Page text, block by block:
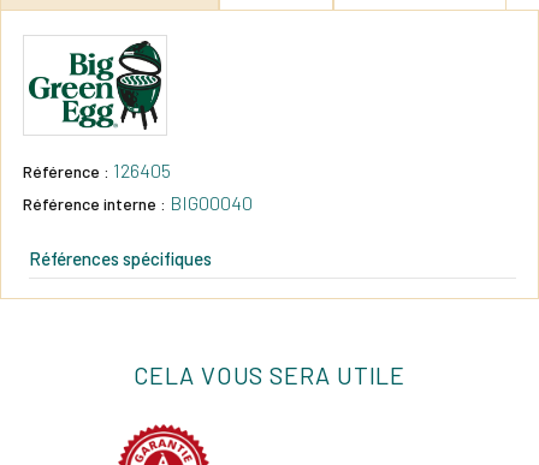
Référence : 126405
Référence interne : BIG00040
Références spécifiques
CELA VOUS SERA UTILE